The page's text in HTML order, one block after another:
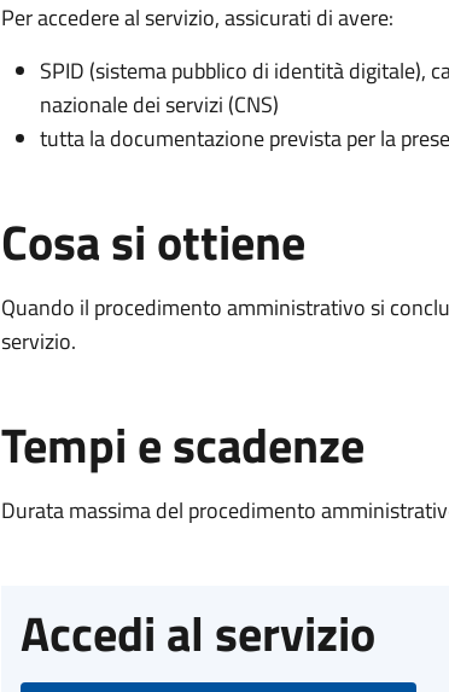
Per accedere al servizio, assicurati di avere:
SPID (sistema pubblico di identità digitale),
nazionale dei servizi (CNS)
tutta la documentazione prevista per la
Cosa si ottiene
Quando il procedimento amministrativo si
servizio.
Tempi e scadenze
Durata massima del procedimento
Accedi al servizio